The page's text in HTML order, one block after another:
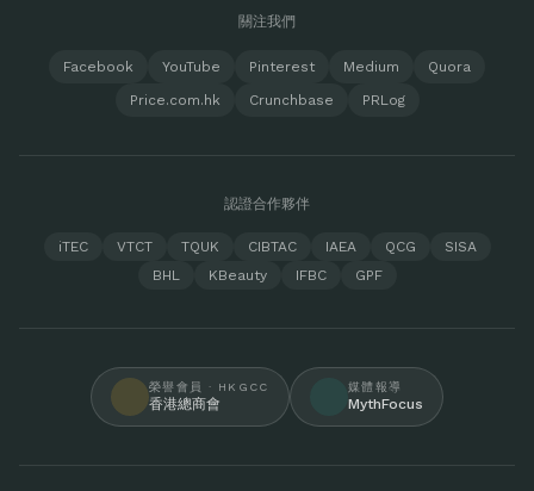
關注我們
Facebook YouTube Pinterest Medium
Quora
Price.com.hk
Crunchbase PRLog
認證合作夥伴
iTEC VTCT TQUK CIBTAC IAEA QCG
SISA
BHL
KBeauty IFBC GPF
榮譽會員 · HKGCC
香港總商會
媒體報導
MythFocus